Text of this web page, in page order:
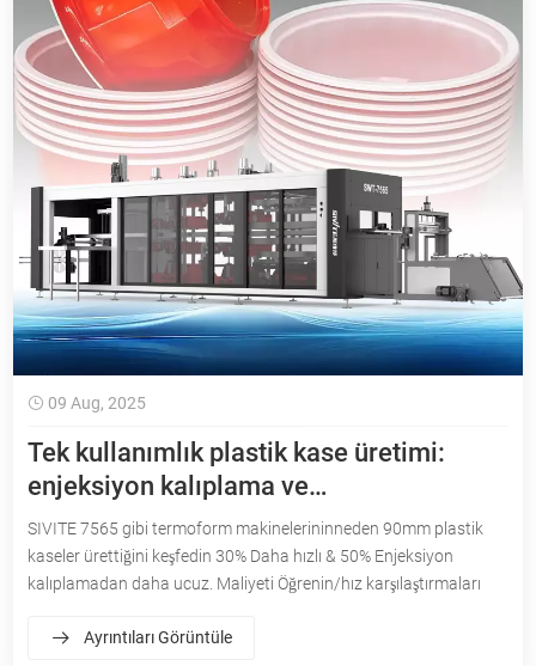
09 Aug, 2025
Tek kullanımlık plastik kase üretimi:
enjeksiyon kalıplama ve
termoformasyon
SIVITE 7565 gibi termoform makinelerininneden 90mm plastik
kaseler ürettiğini keşfedin 30% Daha hızlı & 50% Enjeksiyon
kalıplamadan daha ucuz. Maliyeti Öğrenin/hız karşılaştırmaları
Ayrıntıları Görüntüle